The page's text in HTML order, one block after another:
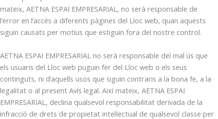
mateix, AETNA ESPAI EMPRESARIAL, no serà responsable de
l’error en l’accés a diferents pàgines del Lloc web, quan aquests
siguin causats per motius que estiguin fora del nostre control.
AETNA ESPAI EMPRESARIAL no serà responsable del mal ús que
els usuaris del Lloc web puguin fer del Lloc web o els seus
continguts, ni d’aquells usos que siguin contraris a la bona fe, a la
legalitat o al present Avís legal. Així mateix, AETNA ESPAI
EMPRESARIAL, declina qualsevol responsabilitat derivada de la
infracció de drets de propietat intel·lectual de qualsevol classe per